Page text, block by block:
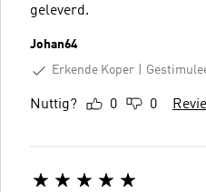
geleverd.
Johan64
Erkende Koper
Nuttig? 0 0